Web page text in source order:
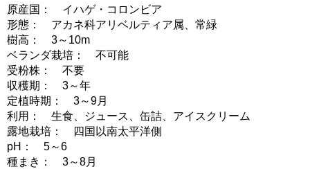
原産国： イハゲ・コロンビア
形態： アカネ科アリベルティア属、常緑
樹高： 3～10m
ベランダ栽培： 不可能
受粉株： 不要
収穫期： 3～年
定植時期： 3～9月
利用： 生食、ジュース、缶詰、アイスクリーム
露地栽培： 四国以南太平洋側
pH： 5～6
種まき： 3～8月